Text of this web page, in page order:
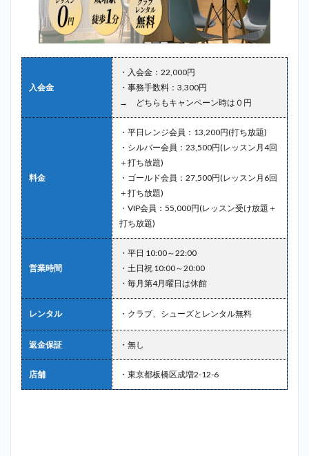
入会金
・入会金：22,000円
・事務手数料：3,300円
→ どちらもキャンペーン時は０円
料金
・平日レンジ会員：13,200円(打ち放題)
・シルバー会員：23,500円(レッスン月4回
＋打ち放題)
・ゴールド会員：27,500円(レッスン月6回
＋打ち放題)
・VIP会員：55,000円(レッスン受け放題＋
打ち放題)
営業時間
・平日 10:00～22:00
・土日祝 10:00～20:00
・毎月第4月曜日は休館
レンタル ・クラブ、シューズとレンタル無料
返金保証 ・無し
店舗 ・東京都板橋区成増2-12-6